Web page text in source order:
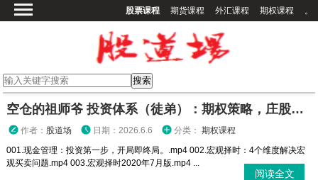
股票课程 期货课程 外汇课程 期权课程 。
期货课程
期权课程
外汇课程
高校课程
空仓的祖师爷 投资体系（徒弟）：期权策略，庄股策略
作者： 股道场 日期：2026.6.6 分类： 期权课程
001.现金管理：投资第一步，开局即终局。.mp4 002.宏观择时：4个维度解决宏
观买卖问题.mp4 003.宏观择时2020年7月版.mp4 ...
阅读全文